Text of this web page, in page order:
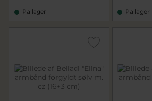
På lager På lager